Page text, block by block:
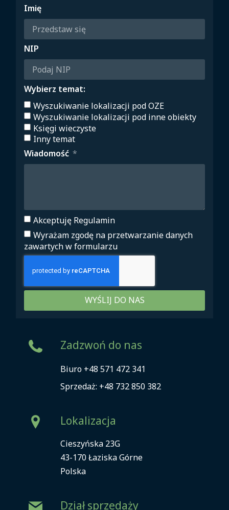
Imię
NIP
Wybierz temat:
Wyszukiwanie lokalizacji pod OZE
Wyszukiwanie lokalizacji pod inne obiekty
Księgi wieczyste
Inny temat
Wiadomość
Akceptuję Regulamin
Wyrażam zgodę na przetwarzanie danych
zawartych w formularzu
WYŚLIJ DO NAS
Zadzwoń do nas
Biuro +48 571 472 341
Sprzedaż: +48 732 850 382
Lokalizacja
Cieszyńska 23G
43-170 Łaziska Górne
Polska
Dział sprzedaży